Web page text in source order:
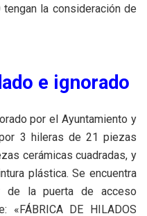
la consideración de
e ignorado
por el Ayuntamiento y
3 hileras de 21 piezas
cerámicas cuadradas, y
plástica. Se encuentra
de la puerta de acceso
DE HILADOS